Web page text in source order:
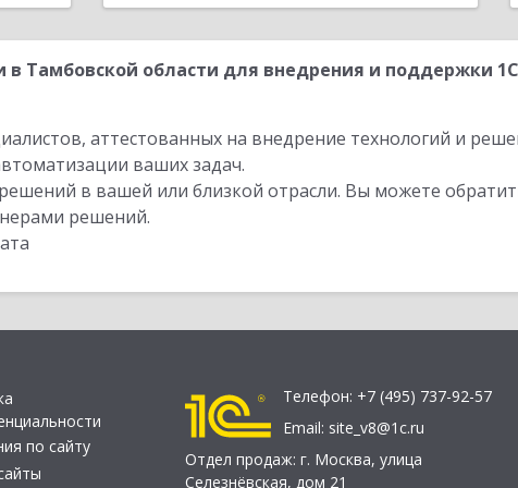
Тамбовской области для внедрения и поддержки
аттестованных на внедрение технологий и
ваших задач.
в вашей или близкой отрасли. Вы можете
решений.
по сайту
Телефон: +7 (495) 737-92-57
Email: site_v8@1c.ru
Отдел продаж: г. Москва, улица
Селезнёвская, дом 21